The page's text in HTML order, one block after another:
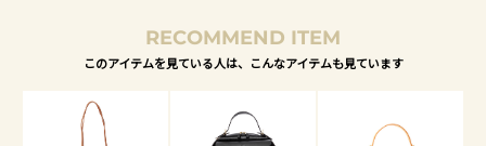
RECOMMEND ITEM
このアイテムを見ている人は、こんなアイテムも見ています